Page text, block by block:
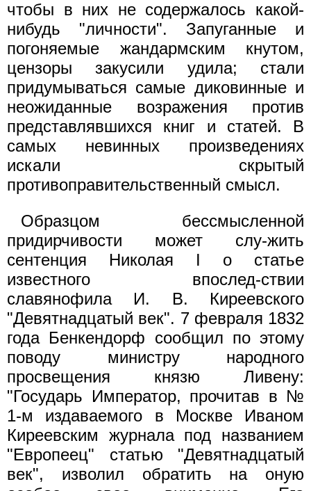
чтобы в них не содержалось какой-
нибудь "личности". Запуганные и
погоняемые жандармским кнутом,
цензоры закусили удила; стали
придумываться самые диковинные и
неожиданные возражения против
представлявшихся книг и статей. В
самых невинных произведениях
искали скрытый
противоправительственный смысл.
Образцом бессмысленной
придирчивости может слу-жить
сентенция Николая I о статье
известного впослед-ствии
славянофила И. В. Киреевского
"Девятнадцатый век". 7 февраля 1832
года Бенкендорф сообщил по этому
поводу министру народного
просвещения князю Ливену:
"Государь Император, прочитав в №
1-м издаваемого в Москве Иваном
Киреевским журнала под названием
"Европеец" статью "Девятнадцатый
век", изволил обратить на оную